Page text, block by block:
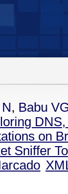
, Babu
on
Sniffer